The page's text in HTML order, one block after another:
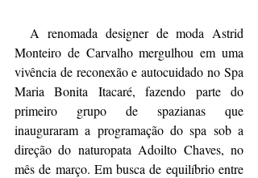
Monteiro de Carvalho mergulhou em uma
vivência de reconexão e autocuidado no Spa
Maria Bonita Itacaré, fazendo parte do
primeiro grupo de spazianas que
inauguraram a programação do spa sob a
direção do naturopata Adoilto Chaves, no
mês de março. Em busca de equilíbrio entre